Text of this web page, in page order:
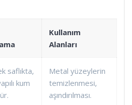
Kullanım
Alanları
saflıkta,
kum
Metal yüzeylerin
temizlenmesi,
aşındırılması.